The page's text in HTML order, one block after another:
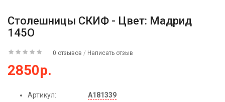
Столешницы СКИФ - Цвет: Мадрид
145О
0 отзывов / Написать отзыв
2850р.
Артикул:
А181339